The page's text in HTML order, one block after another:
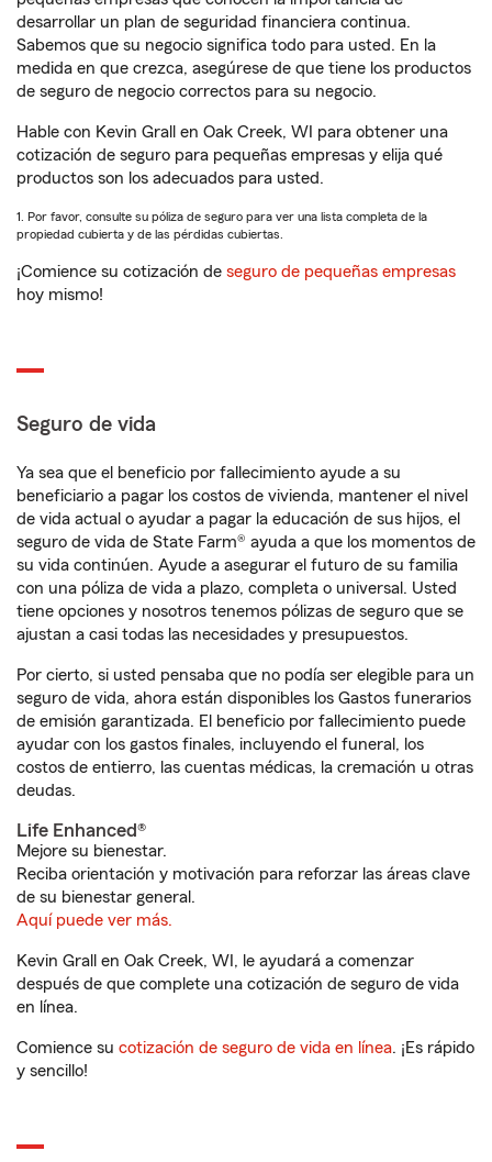
desarrollar un plan de seguridad financiera continua.
Sabemos que su negocio significa todo para usted. En la
medida en que crezca, asegúrese de que tiene los productos
de seguro de negocio correctos para su negocio.
Hable con Kevin Grall en Oak Creek, WI para obtener una
cotización de seguro para pequeñas empresas y elija qué
productos son los adecuados para usted.
1. Por favor, consulte su póliza de seguro para ver una lista completa de la
propiedad cubierta y de las pérdidas cubiertas.
¡Comience su cotización de seguro de pequeñas empresas
hoy mismo!
Seguro de vida
Ya sea que el beneficio por fallecimiento ayude a su
beneficiario a pagar los costos de vivienda, mantener el nivel
de vida actual o ayudar a pagar la educación de sus hijos, el
seguro de vida de State Farm® ayuda a que los momentos de
su vida continúen. Ayude a asegurar el futuro de su familia
con una póliza de vida a plazo, completa o universal. Usted
tiene opciones y nosotros tenemos pólizas de seguro que se
ajustan a casi todas las necesidades y presupuestos.
Por cierto, si usted pensaba que no podía ser elegible para un
seguro de vida, ahora están disponibles los Gastos funerarios
de emisión garantizada. El beneficio por fallecimiento puede
ayudar con los gastos finales, incluyendo el funeral, los
costos de entierro, las cuentas médicas, la cremación u otras
deudas.
Life Enhanced®
Mejore su bienestar.
Reciba orientación y motivación para reforzar las áreas clave
de su bienestar general.
Aquí puede ver más.
Kevin Grall en Oak Creek, WI, le ayudará a comenzar
después de que complete una cotización de seguro de vida
en línea.
Comience su cotización de seguro de vida en línea. ¡Es rápido
y sencillo!